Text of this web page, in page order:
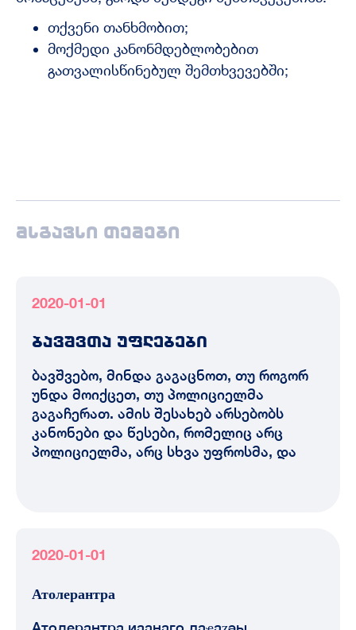
თქვენი თანხმობით;
მოქმედი კანონმდებლობებით
გათვალისწინებულ შემთხვევებში;
მსგავსი თემები
2020-01-01
ბავშვთა უფლებები
ბავშვებო, მინდა გაგაცნოთ, თუ როგორ
უნდა მოიქცეთ, თუ პოლიციელმა
გაგაჩერათ. ამის შესახებ არსებობს
კანონები და წესები, რომელიც არც
პოლიციელმა, არც სხვა უფროსმა, და
2020-01-01
Атолерантра